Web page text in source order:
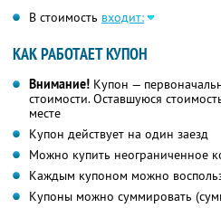
В стоимость входит:
КАК РАБОТАЕТ КУПОН
Внимание! Купон —
стоимости. Оставшуюся
месте
Купон действует на один заезд
Можно купить неограниченное
Каждым купоном можно
Купоны можно суммировать